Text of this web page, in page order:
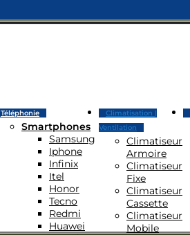
Téléphonie
Smartphones
Samsung
Iphone
Infinix
Itel
Honor
Tecno
Redmi
Huawei
Climatisation |
Ventilation
Climatiseur
Armoire
Climatiseur
Fixe
Climatiseur
Cassette
Climatiseur
Mobile